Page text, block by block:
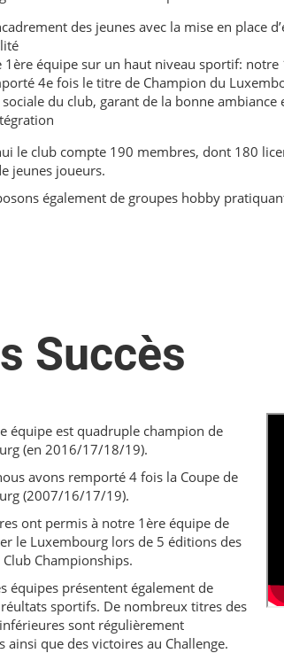
des jeunes avec la mise en place
1ère équipe sur un haut niveau sportif: notre
4e fois le titre de Champion du
sociale du club, garant de la bonne ambiance
le club compte 190 membres, dont 180
jeunes joueurs.
également de groupes hobby
Succès
équipe est quadruple champion de
(en 2016/17/18/19).
avons remporté 4 fois la Coupe de
(2007/16/17/19).
ont permis à notre 1ère équipe de
le Luxembourg lors de 5 éditions des
Club Championships.
équipes présentent également de
sportifs. De nombreux titres des
sont régulièrement
ainsi que des victoires au Challenge.